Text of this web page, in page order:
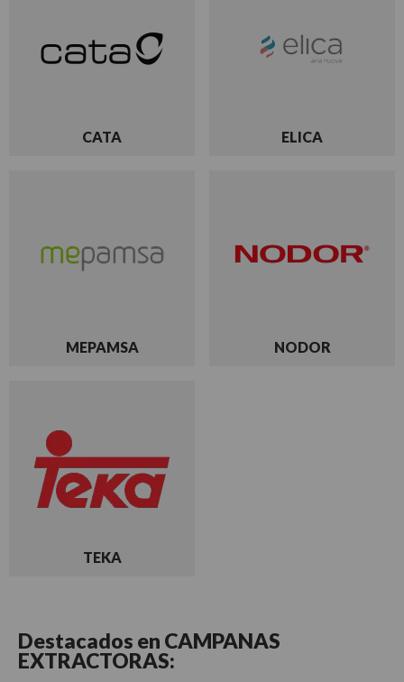
CATA ELICA
MEPAMSA NODOR
TEKA
Destacados en CAMPANAS
EXTRACTORAS: